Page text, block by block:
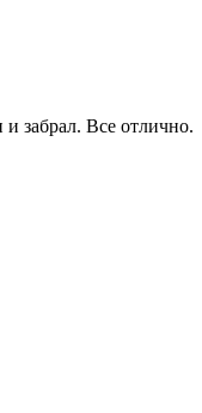
забрал. Все отлично.